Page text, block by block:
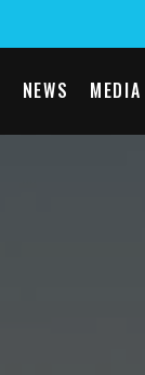
NEWS MEDIA